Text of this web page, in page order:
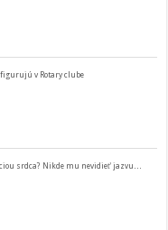
v Rotary clube
srdca? Nikde mu nevidieť jazvu…